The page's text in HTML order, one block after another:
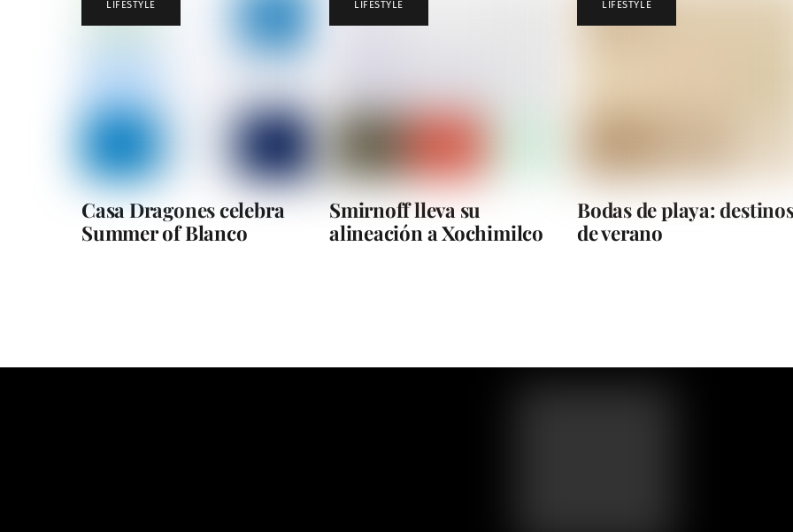
LIFESTYLE
Casa Dragones celebra
Summer of Blanco
LIFESTYLE
Smirnoff lleva su
alineación a Xochimilco
LIFESTYLE
Bodas de playa:
de verano